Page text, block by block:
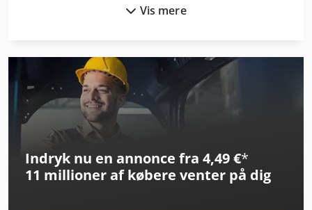
Holzkraft Llb 30
Holzkraft Minimax Fs 41Es Tersa
Holzkraft Minimax Si 400Es 32 M A
Holzkraft Vsa 38 L
Kapema Zs 40H
Vis mere
Indryk nu en annonce fra 4,49 €*
11 millioner af købere venter på dig